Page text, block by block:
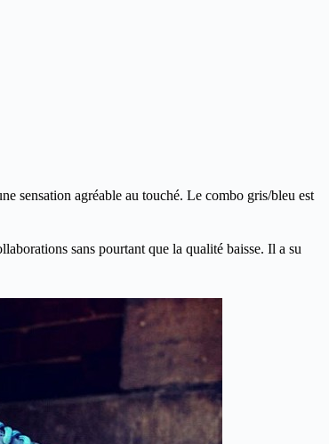
sensation agréable au touché. Le combo gris/bleu est
sans pourtant que la qualité baisse. Il a su